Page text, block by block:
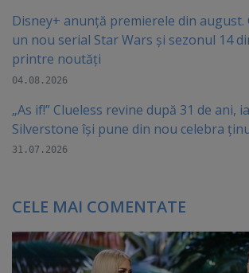
Disney+ anunță premierele din august.
un nou serial Star Wars și sezonul 14
printre noutăți
04.08.2026
„As if!” Clueless revine după 31 de ani,
Silverstone își pune din nou celebra
31.07.2026
CELE MAI COMENTATE